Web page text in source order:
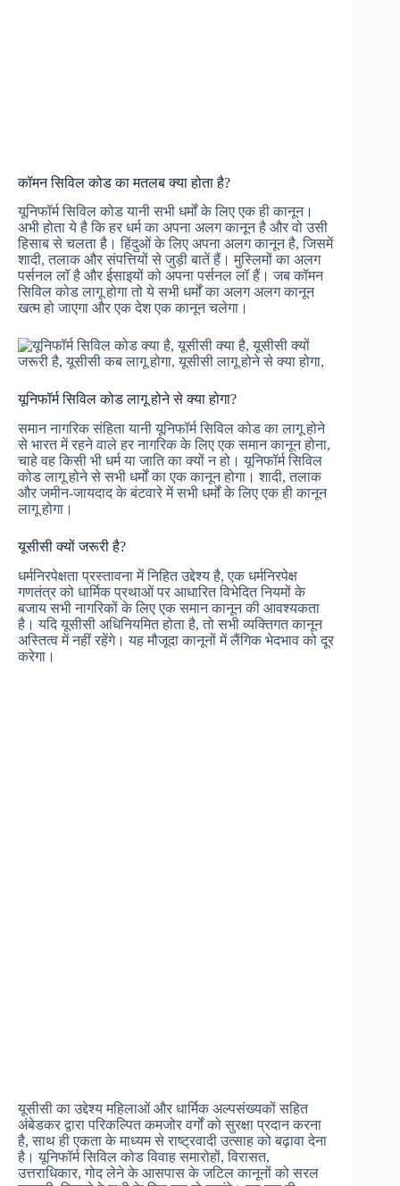
कॉमन सिविल कोड का मतलब क्या होता है?
यूनिफॉर्म सिविल कोड यानी सभी धर्मों के लिए एक ही कानून।
अभी होता ये है कि हर धर्म का अपना अलग कानून है और वो उसी
हिसाब से चलता है। हिंदुओं के लिए अपना अलग कानून है, जिसमें
शादी, तलाक और संपत्तियों से जुड़ी बातें हैं। मुस्लिमों का अलग
पर्सनल लॉ है और ईसाइयों को अपना पर्सनल लॉ हैं। जब कॉमन
सिविल कोड लागू होगा तो ये सभी धर्मों का अलग अलग कानून
खत्म हो जाएगा और एक देश एक कानून चलेगा।
यूनिफॉर्म सिविल कोड लागू होने से क्या होगा?
समान नागरिक संहिता यानी यूनिफॉर्म सिविल कोड का लागू होने
से भारत में रहने वाले हर नागरिक के लिए एक समान कानून होना,
चाहे वह किसी भी धर्म या जाति का क्यों न हो। यूनिफॉर्म सिविल
कोड लागू होने से सभी धर्मों का एक कानून होगा। शादी, तलाक
और जमीन-जायदाद के बंटवारे में सभी धर्मों के लिए एक ही कानून
लागू होगा।
यूसीसी क्यों जरूरी है?
धर्मनिरपेक्षता प्रस्तावना में निहित उद्देश्य है, एक धर्मनिरपेक्ष
गणतंत्र को धार्मिक प्रथाओं पर आधारित विभेदित नियमों के
बजाय सभी नागरिकों के लिए एक समान कानून की आवश्यकता
है। यदि यूसीसी अधिनियमित होता है, तो सभी व्यक्तिगत कानून
अस्तित्व में नहीं रहेंगे। यह मौजूदा कानूनों में लैंगिक भेदभाव को दूर
करेगा।
यूसीसी का उद्देश्य महिलाओं और धार्मिक अल्पसंख्यकों सहित
अंबेडकर द्वारा परिकल्पित कमजोर वर्गों को सुरक्षा प्रदान करना
है, साथ ही एकता के माध्यम से राष्ट्रवादी उत्साह को बढ़ावा देना
है। यूनिफॉर्म सिविल कोड विवाह समारोहों, विरासत,
उत्तराधिकार, गोद लेने के आसपास के जटिल कानूनों को सरल